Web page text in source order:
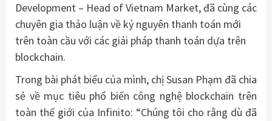
Development – Head of Vietnam Market, đã cùng các
chuyên gia thảo luận về kỷ nguyên thanh toán mới
trên toàn cầu với các giải pháp thanh toán dựa trên
blockchain.
Trong bài phát biểu của mình, chị Susan Phạm đã chia
sẻ về mục tiêu phổ biến công nghệ blockchain trên
toàn thế giới của Infinito: “Chúng tôi cho rằng dù đã